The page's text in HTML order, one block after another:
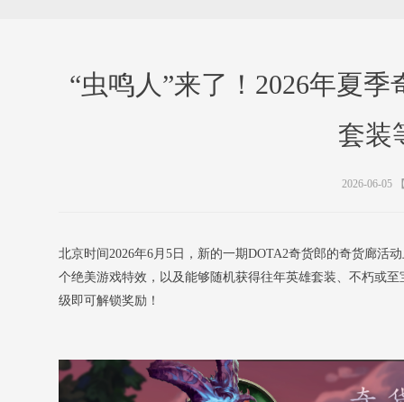
“虫鸣人”来了！2026年夏
套装
2026-06-05
北京时间2026年6月5日，新的一期DOTA2奇货郎的奇货廊活
个绝美游戏特效，以及能够随机获得往年英雄套装、不朽或
级即可解锁奖励！